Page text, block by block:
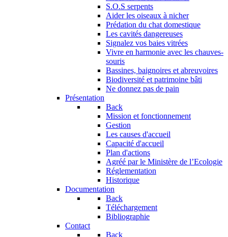
S.O.S serpents
Aider les oiseaux à nicher
Prédation du chat domestique
Les cavités dangereuses
Signalez vos baies vitrées
Vivre en harmonie avec les chauves-
souris
Bassines, baignoires et abreuvoires
Biodiversité et patrimoine bâti
Ne donnez pas de pain
Présentation
Back
Mission et fonctionnement
Gestion
Les causes d'accueil
Capacité d'accueil
Plan d'actions
Agréé par le Ministère de l’Ecologie
Réglementation
Historique
Documentation
Back
Téléchargement
Bibliographie
Contact
Back